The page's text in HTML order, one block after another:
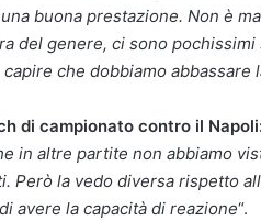
buona prestazione. Non è
del genere, ci sono
capire che dobbiamo abbassare
di campionato contro il
in altre partite non abbiamo
Però la vedo diversa rispetto
avere la capacità di reazione“.